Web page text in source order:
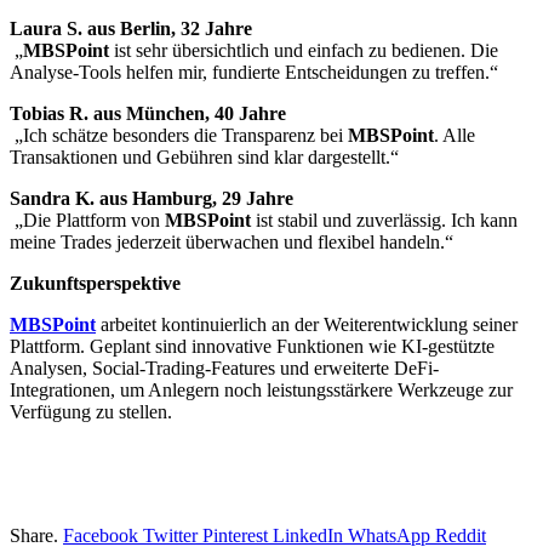
Laura S. aus Berlin, 32 Jahre
„MBSPoint ist sehr übersichtlich und einfach zu bedienen. Die
Analyse-Tools helfen mir, fundierte Entscheidungen zu treffen.“
Tobias R. aus München, 40 Jahre
„Ich schätze besonders die Transparenz bei MBSPoint. Alle
Transaktionen und Gebühren sind klar dargestellt.“
Sandra K. aus Hamburg, 29 Jahre
„Die Plattform von MBSPoint ist stabil und zuverlässig. Ich kann
meine Trades jederzeit überwachen und flexibel handeln.“
Zukunftsperspektive
MBSPoint arbeitet kontinuierlich an der Weiterentwicklung seiner
Plattform. Geplant sind innovative Funktionen wie KI-gestützte
Analysen, Social-Trading-Features und erweiterte DeFi-
Integrationen, um Anlegern noch leistungsstärkere Werkzeuge zur
Verfügung zu stellen.
Share. Facebook Twitter Pinterest LinkedIn WhatsApp Reddit